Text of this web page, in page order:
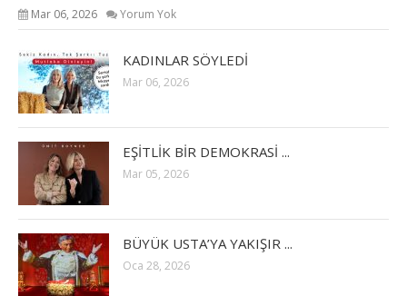
Mar 06, 2026 Yorum Yok
KADINLAR SÖYLEDİ
Mar 06, 2026
EŞİTLİK BİR DEMOKRASİ ...
Mar 05, 2026
BÜYÜK USTA’YA YAKIŞIR ...
Oca 28, 2026